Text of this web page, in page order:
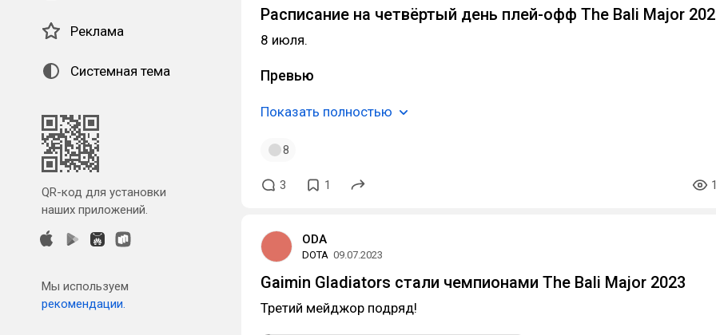
Реклама
Системная тема
QR-код для установки
наших приложений.
Мы используем
рекомендации.
Расписание на четвёртый день плей-офф The Bali Major
8 июля.
Превью
Показать полностью
8
3 1
ODA
DOTA 09.07.2023
Gaimin Gladiators стали чемпионами The Bali Major 2023
Третий мейджор подряд!